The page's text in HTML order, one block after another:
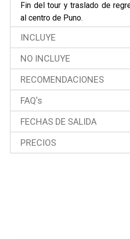
Fin del tour y traslado de
al centro de Puno.
INCLUYE
NO INCLUYE
RECOMENDACIONES
FAQ's
FECHAS DE SALIDA
PRECIOS